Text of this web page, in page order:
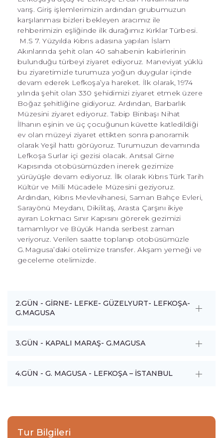
varış. Giriş işlemlerimizin ardından grubumuzun
karşılanması bizleri bekleyen aracımız ile
rehberimizin eşliğinde ilk durağımız Kırklar Türbesi.
M.S 7. Yüzyılda Kıbrıs adasına yapılan İslam
Akınlarında şehit olan 40 sahabenin kabirlerinin
bulunduğu türbeyi ziyaret ediyoruz. Maneviyat yüklü
bu ziyaretimizle turumuza yoğun duygular içinde
devam ederek Lefkoşa’ya hareket. İlk olarak, 1974
yılında şehit olan 330 şehidimizi ziyaret etmek üzere
Boğaz şehitliğine gidiyoruz. Ardından, Barbarlık
Müzesini ziyaret ediyoruz. Tabip Binbaşı Nihat
İlhanın eşinin ve üç çocuğunun küvette katledildiği
ev olan müzeyi ziyaret ettikten sonra panoramik
olarak Yeşil hattı görüyoruz. Turumuzun devamında
Lefkoşa Surlar içi gezisi olacak. Anıtsal Girne
Kapısında otobüsümüzden inerek gezimize
yürüyüşle devam ediyoruz. İlk olarak Kıbrıs Türk Tarih
Kültür ve Milli Mücadele Müzesini geziyoruz.
Ardından, Kıbrıs Mevlevihanesi, Saman Bahçe Evleri,
Sarayönü Meydanı, Dikilitaş, Arasta Çarşını ikiye
ayıran Lokmacı Sınır Kapısını görerek gezimizi
tamamlıyor ve Büyük Handa serbest zaman
veriyoruz. Verilen saatte toplanıp otobüsümüzle
G.Magusa’daki otelimize transfer. Akşam yemeği ve
geceleme otelimizde.
2.GÜN - GİRNE- LEFKE- GÜZELYURT- LEFKOŞA-
G.MAGUSA
3.GÜN - KAPALI MARAŞ- G.MAGUSA
4.GÜN - G. MAGUSA - LEFKOŞA – İSTANBUL
Tur Bilgileri